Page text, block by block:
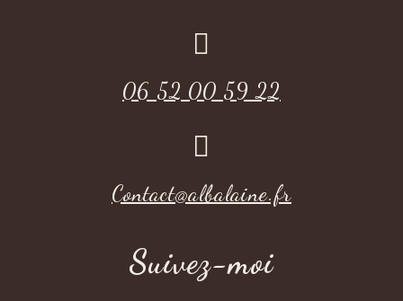

06 52 00 59 22

Contact@albalaine.fr
Suivez-moi